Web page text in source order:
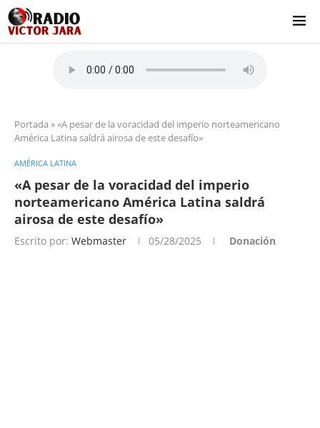
Portada »«A pesar de la voracidad del imperio norteamericano
América Latina saldrá airosa de este desafío»
AMÉRICA LATINA
«A pesar de la voracidad del imperio
norteamericano América Latina saldrá
airosa de este desafío»
Escrito por: Webmaster 05/28/2025 Donación